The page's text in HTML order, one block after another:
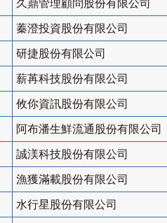
久鼎管理顧問股份有限公司
蓁澄投資股份有限公司
研捷股份有限公司
薪苒科技股份有限公司
攸你資訊股份有限公司
阿布潘生鮮流通股份有限公司
誠渼科技股份有限公司
漁獲滿載股份有限公司
水行星股份有限公司